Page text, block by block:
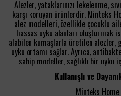
Alezler, yataklarınızı lekelenme,
karşı koruyan ürünlerdir. Minteks
alez modelleri, özellikle çocuklu
hassas uyku alanları oluşturmak
alabilen kumaşlarla üretilen alezler,
uyku ortamı sağlar. Ayrıca,
sahip modeller, sağlıklı bir
Kullanışlı ve
Minteks